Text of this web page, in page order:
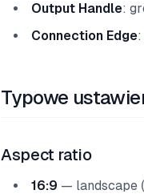
Output Handle:
Connection Edge
Typowe
Aspect ratio
16:9 — landscape